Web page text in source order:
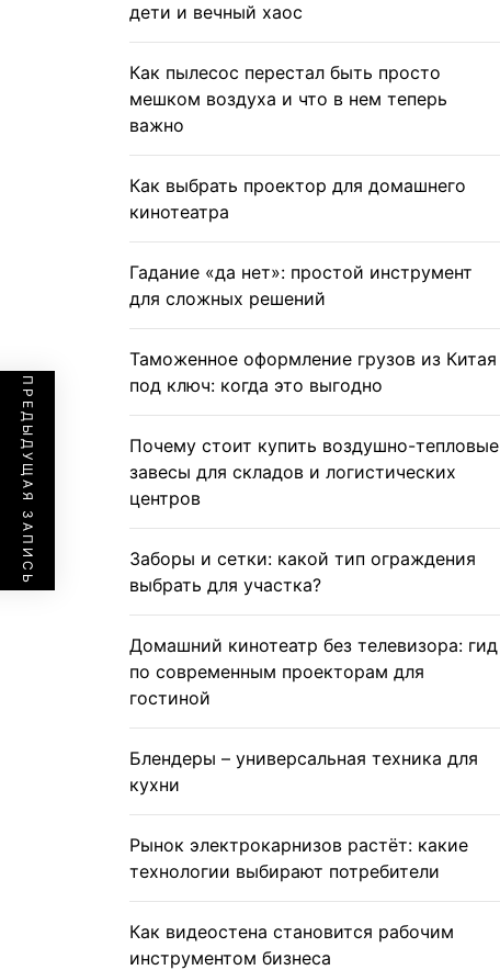
ПРЕДЫДУЩАЯ ЗАПИСЬ
дети и вечный хаос
Как пылесос перестал быть просто
мешком воздуха и что в нем теперь
важно
Как выбрать проектор для домашнего
кинотеатра
Гадание «да нет»: простой инструмент
для сложных решений
Таможенное оформление грузов из Китая
под ключ: когда это выгодно
Почему стоит купить воздушно-тепловые
завесы для складов и логистических
центров
Заборы и сетки: какой тип ограждения
выбрать для участка?
Домашний кинотеатр без телевизора: гид
по современным проекторам для
гостиной
Блендеры – универсальная техника для
кухни
Рынок электрокарнизов растёт: какие
технологии выбирают потребители
Как видеостена становится рабочим
инструментом бизнеса